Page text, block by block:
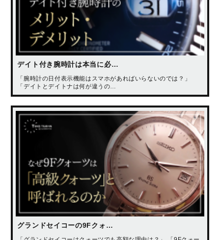
デイト付き腕時計は本当に必…
「腕時計の日付表示機能はスマホがあればいらないのでは？」
「デイトとデイトナは何が違うの…
グランドセイコーの9Fクォ…